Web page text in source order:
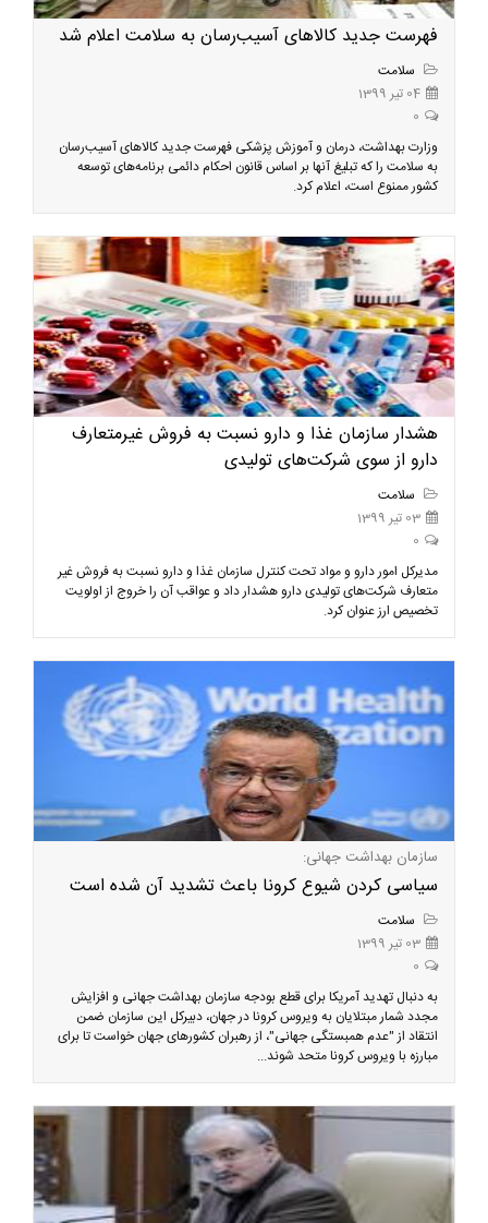
فهرست جدید کالاهای آسیب‌رسان به سلامت اعلام شد
سلامت
04 تیر 1399
0
وزارت بهداشت، درمان و آموزش پزشکی فهرست جدید کالاهای آسیب‌رسان
به سلامت را که تبلیغ آنها بر اساس قانون احکام دائمی برنامه‌های توسعه
کشور ممنوع است، اعلام کرد.
هشدار سازمان غذا و دارو نسبت به فروش غیرمتعارف
دارو از سوی شرکت‌های تولیدی
سلامت
03 تیر 1399
0
مدیرکل امور دارو و مواد تحت کنترل سازمان غذا و دارو نسبت به فروش غیر
متعارف شرکت‌های تولیدی دارو هشدار داد و عواقب آن را خروج از اولویت
تخصیص ارز عنوان کرد.
سازمان بهداشت جهانی:
سیاسی کردن شیوع کرونا باعث تشدید آن شده است
سلامت
03 تیر 1399
0
به دنبال تهدید آمریکا برای قطع بودجه سازمان بهداشت جهانی و افزایش
مجدد شمار مبتلایان به ویروس کرونا در جهان، دبیرکل این سازمان ضمن
انتقاد از "عدم همبستگی جهانی"، از رهبران کشورهای جهان خواست تا برای
مبارزه با ویروس کرونا متحد شوند...